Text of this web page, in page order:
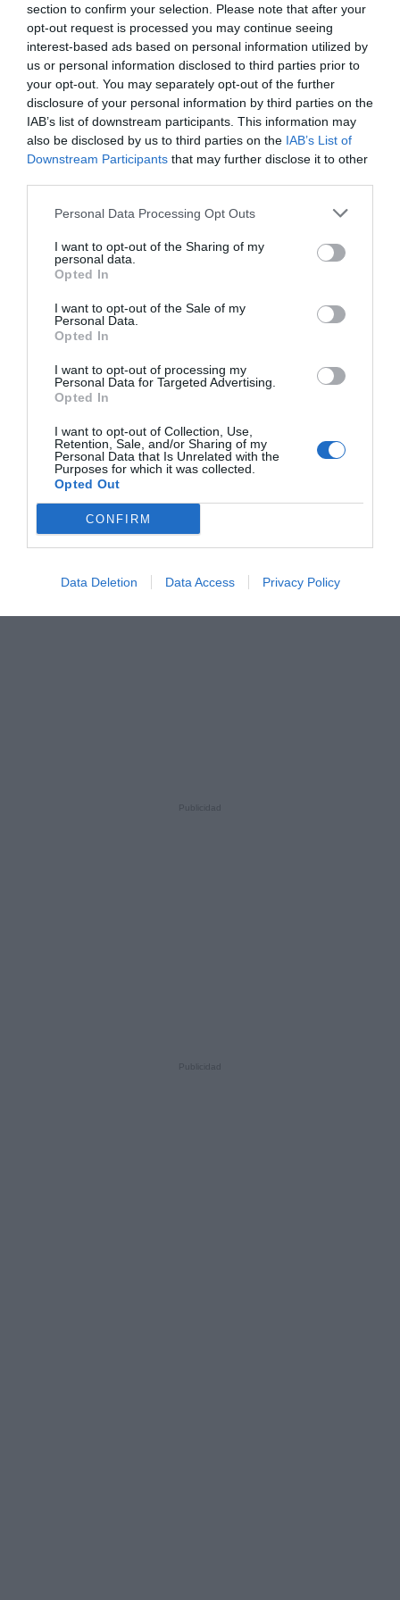
section to confirm your selection. Please note that after your
opt-out request is processed you may continue seeing
interest-based ads based on personal information utilized by
us or personal information disclosed to third parties prior to
your opt-out. You may separately opt-out of the further
disclosure of your personal information by third parties on the
IAB’s list of downstream participants. This information may
also be disclosed by us to third parties on the IAB’s List of
Downstream Participants that may further disclose it to other
Personal Data Processing Opt Outs
I want to opt-out of the Sharing of my
personal data.
Opted In
I want to opt-out of the Sale of my
Personal Data.
Opted In
I want to opt-out of processing my
Personal Data for Targeted Advertising.
Opted In
I want to opt-out of Collection, Use,
Retention, Sale, and/or Sharing of my
Personal Data that Is Unrelated with the
Purposes for which it was collected.
Opted Out
CONFIRM
Data Deletion Data Access Privacy Policy